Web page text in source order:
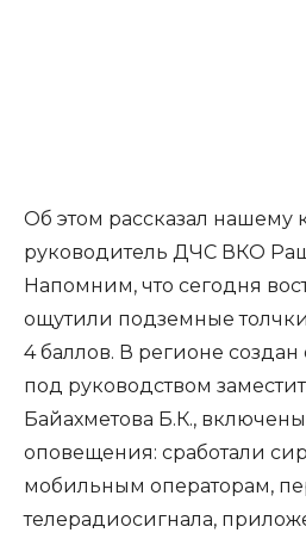
Об этом рассказал нашему
руководитель ДЧС ВКО
Напомним, что сегодня
ощутили подземные
4 баллов. В регионе
под руководством
Байахметова Б.К.,
оповещения: сработали
мобильным операторам,
телерадиосигнала,